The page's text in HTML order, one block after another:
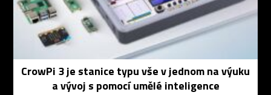
CrowPi 3 je stanice typu vše v jednom na výuku
a vývoj s pomocí umělé inteligence